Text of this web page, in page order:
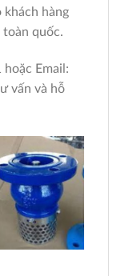
khách hàng
toàn quốc.
hoặc Email:
vấn và hỗ